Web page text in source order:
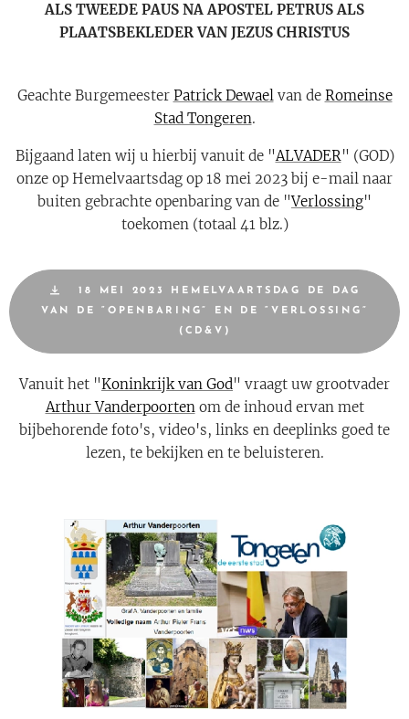
ALS TWEEDE PAUS NA APOSTEL PETRUS ALS
PLAATSBEKLEDER VAN JEZUS CHRISTUS
Geachte Burgemeester Patrick Dewaelvan de Romeinse
Stad Tongeren.
Bijgaand laten wij u hierbij vanuit de "ALVADER" (GOD)
onze op Hemelvaartsdag op 18 mei 2023 bij e-mail naar
buiten gebrachte openbaring van de "Verlossing"
toekomen (totaal 41 blz.)
18 MEI 2023 HEMELVAARTSDAG DE DAG
VAN DE “OPENBARING” EN DE “VERLOSSING”
(CD&V)
Vanuit het "Koninkrijk van God" vraagt uw grootvader
Arthur Vanderpoortenom de inhoud ervan met
bijbehorende foto's, video's, links en deeplinks goed te
lezen, te bekijken en te beluisteren.